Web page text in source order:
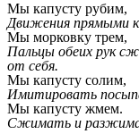
Мы капусту рубим,
Движения прямыми
Мы морковку трем,
Пальцы обеих рук
от себя.
Мы капусту солим,
Имитировать
Мы капусту жмем.
Сжимать и